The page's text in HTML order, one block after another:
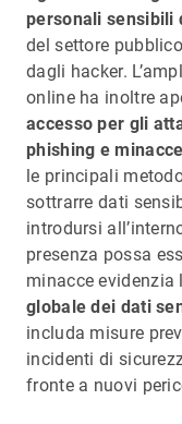
personali sensibili
del settore
dagli hacker.
online ha inoltre
accesso per gli
phishing e
le principali
sottrarre dati
introdursi
presenza possa
minacce evidenzia
globale dei dati
includa misure
incidenti di
fronte a nuovi